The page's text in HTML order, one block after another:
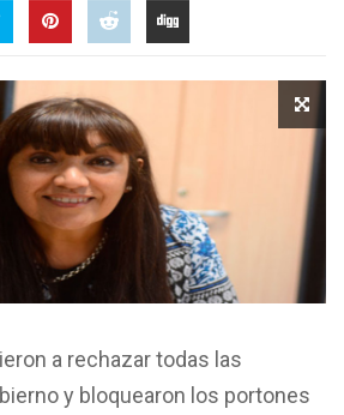
a rechazar todas las
y bloquearon los portones